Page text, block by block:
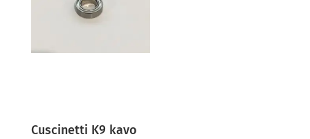
Cuscinetti K9 kavo